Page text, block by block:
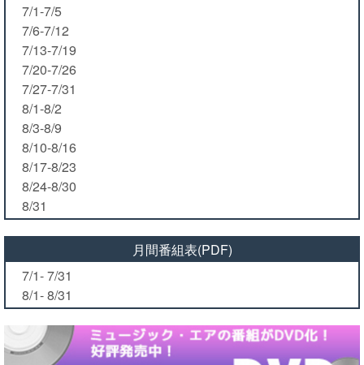
7/1-7/5
7/6-7/12
7/13-7/19
7/20-7/26
7/27-7/31
8/1-8/2
8/3-8/9
8/10-8/16
8/17-8/23
8/24-8/30
8/31
月間番組表(PDF)
7/1- 7/31
8/1- 8/31